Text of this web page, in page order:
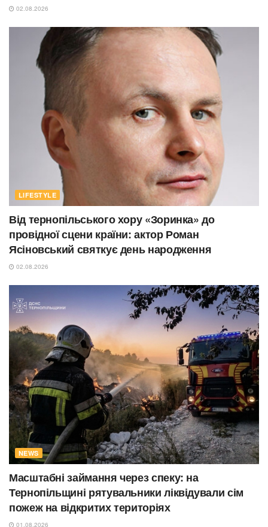
02.08.2026
LIFESTYLE
Від тернопільського хору «Зоринка» до
провідної сцени країни: актор Роман
Ясіновський святкує день народження
02.08.2026
NEWS
Масштабні займання через спеку: на
Тернопільщині рятувальники ліквідували сім
пожеж на відкритих територіях
01.08.2026